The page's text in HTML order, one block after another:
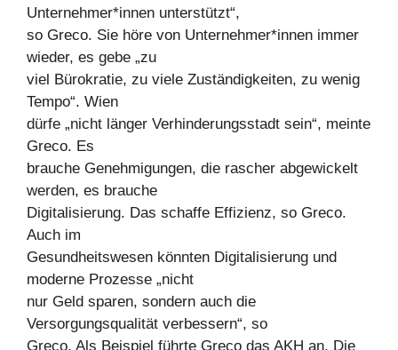
Unternehmer*innen unterstützt“,
so Greco. Sie höre von Unternehmer*innen immer
wieder, es gebe „zu
viel Bürokratie, zu viele Zuständigkeiten, zu wenig
Tempo“. Wien
dürfe „nicht länger Verhinderungsstadt sein“, meinte
Greco. Es
brauche Genehmigungen, die rascher abgewickelt
werden, es brauche
Digitalisierung. Das schaffe Effizienz, so Greco.
Auch im
Gesundheitswesen könnten Digitalisierung und
moderne Prozesse „nicht
nur Geld sparen, sondern auch die
Versorgungsqualität verbessern“, so
Greco. Als Beispiel führte Greco das AKH an. Die